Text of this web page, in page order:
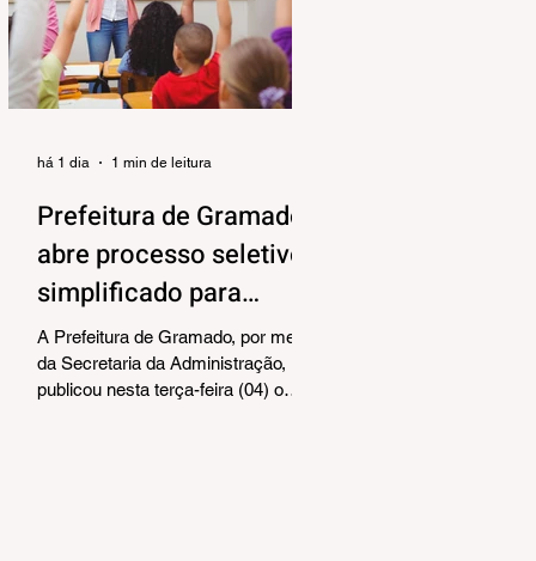
alinhar responsabilidades e
organizar as próximas etapas de
preparação do evento. Também
foram debatidos aspectos
Prefeitura de Gramado
abre processo seletivo
simplificado para
contratação temporária
de professores
A Prefeitura de Gramado, por meio
da Secretaria da Administração,
publicou nesta terça-feira (04) o
há 1 dia 1 min de leitura